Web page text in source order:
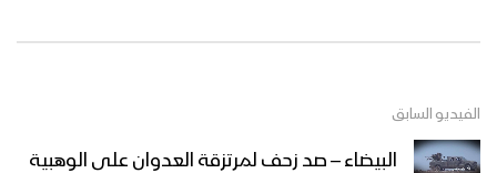
الفيديو السابق
البيضاء – صد زحف لمرتزقة العدوان على الوهبية